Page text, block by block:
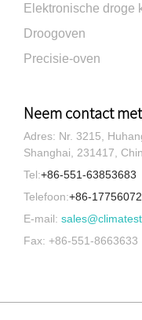
Elektronische droge
Droogoven
Precisie-oven
Neem contact
Adres: Nr. 3215,
Shanghai, 231417,
Tel:+86-551-63853683
Telefoon:+86-
E-mail:
Fax: +86-551-8663633